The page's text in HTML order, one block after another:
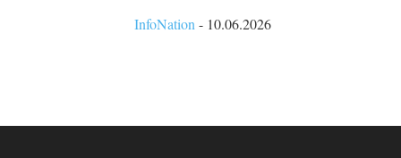
InfoNation - 10.06.2026